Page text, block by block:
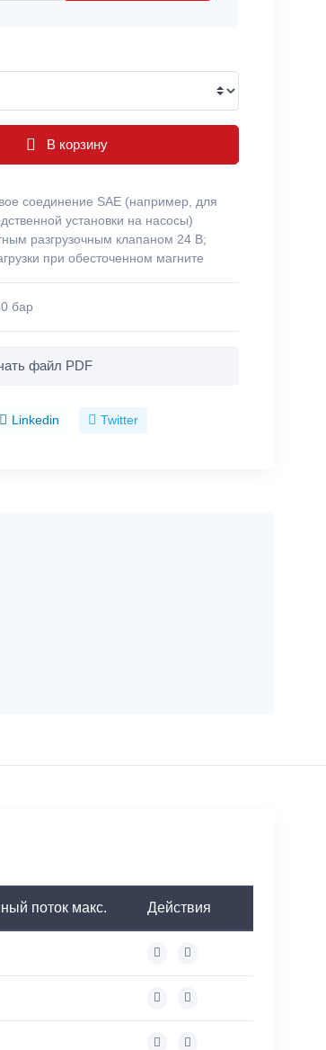
В корзину
соединение SAE (например, для
установки на насосы)
разгрузочным клапаном 24 В;
при обесточенном магните
бар
файл PDF
Linkedin Twitter
поток макс. Действия